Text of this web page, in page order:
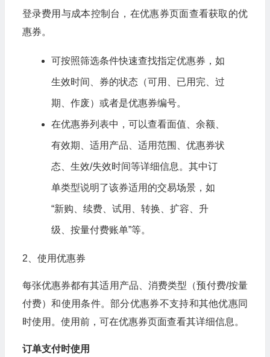
登录费用与成本控制台，在优惠券页面查看获取的优
惠券。
可按照筛选条件快速查找指定优惠券，如
生效时间、券的状态（可用、已用完、过
期、作废）或者是优惠券编号。
在优惠券列表中，可以查看面值、余额、
有效期、适用产品、适用范围、优惠券状
态、生效/失效时间等详细信息。其中订
单类型说明了该券适用的交易场景，如
“新购、续费、试用、转换、扩容、升
级、按量付费账单”等。
2、使用优惠券
每张优惠券都有其适用产品、消费类型（预付费/按量
付费）和使用条件。部分优惠券不支持和其他优惠同
时使用。使用前，可在优惠券页面查看其详细信息。
订单支付时使用